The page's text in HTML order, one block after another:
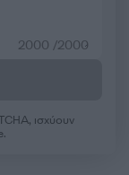
2000 /2000
ισχύουν